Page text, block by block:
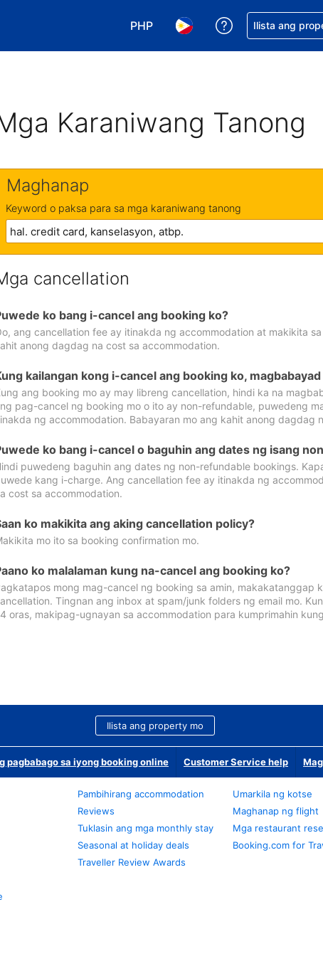
PHP
Pumili ng currency mo. PHP ang
Pumili ng wika mo.
Makakuha ng
Ilista ang
Karaniwang Tanong
Maghanap
Keyword o paksa para sa mga karaniwang tanong
cancellation
ko bang i-cancel ang booking ko?
ang cancellation fee ay itinakda ng accommodation at makikita
anong dagdag na cost sa accommodation.
kailangan kong i-cancel ang booking ko,
ang booking mo ay may libreng cancellation, hindi ka na
pag-cancel ng booking mo o ito ay non-refundable, puwedeng
ng accommodation. Babayaran mo ang kahit anong dagdag
ko bang i-cancel o baguhin ang dates ng isang
puwedeng baguhin ang dates ng non-refundable bookings.
kang i-charge. Ang cancellation fee ay itinakda ng
cost sa accommodation.
ko makikita ang aking cancellation policy?
mo ito sa booking confirmation mo.
ko malalaman kung na-cancel ang booking ko?
mong mag-cancel ng booking sa amin, makakatanggap
Tingnan ang inbox at spam/junk folders ng email mo.
oras, makipag-ugnayan sa accommodation para kumprimahin
Ilista ang property mo
pagbabago sa iyong booking online Customer Service help
Pambihirang accommodation
Reviews
Tuklasin ang mga monthly stay
Seasonal at holiday deals
Traveller Review Awards
Umarkila ng kotse
Maghanap ng flight
Mga restaurant
Booking.com for